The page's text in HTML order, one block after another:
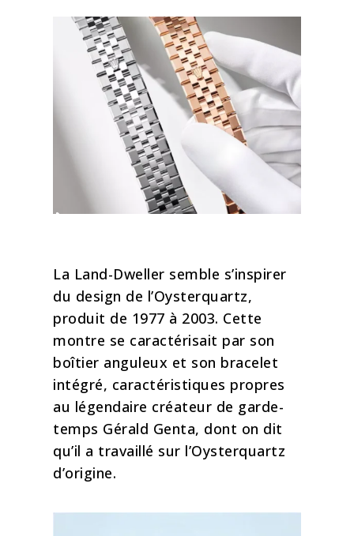
La Land-Dweller semble s’inspirer
du design de l’Oysterquartz,
produit de 1977 à 2003. Cette
montre se caractérisait par son
boîtier anguleux et son bracelet
intégré, caractéristiques propres
au légendaire créateur de garde-
temps Gérald Genta, dont on dit
qu’il a travaillé sur l’Oysterquartz
d’origine.